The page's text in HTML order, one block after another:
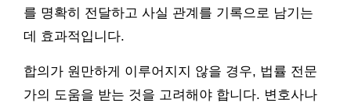
를 명확히 전달하고 사실 관계를 기록으로 남기는
데 효과적입니다.
합의가 원만하게 이루어지지 않을 경우, 법률 전문
가의 도움을 받는 것을 고려해야 합니다. 변호사나